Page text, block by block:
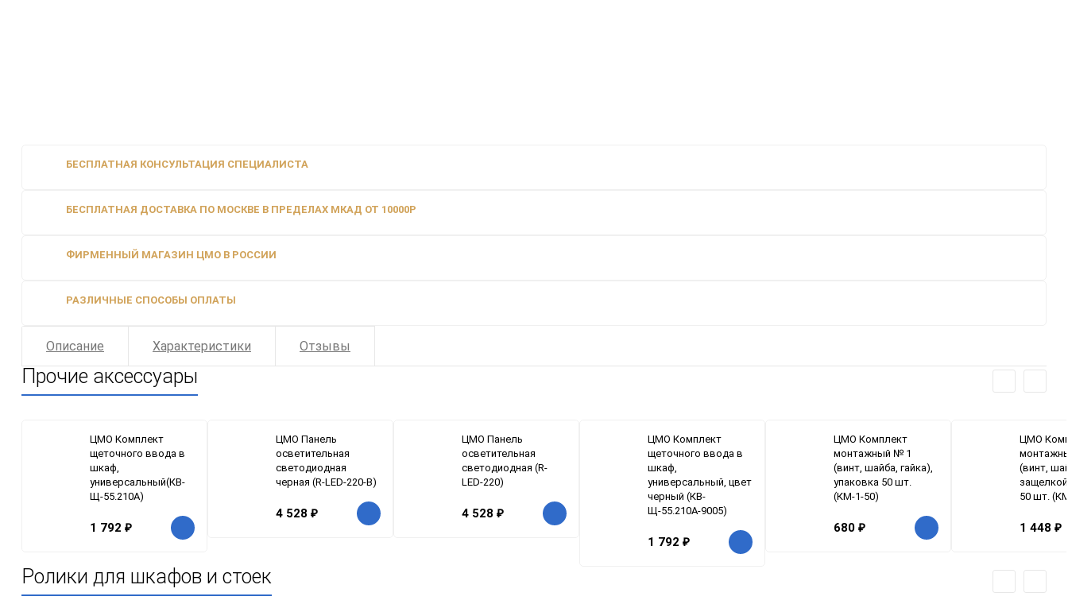
БЕСПЛАТНАЯ КОНСУЛЬТАЦИЯ СПЕЦИАЛИСТА
БЕСПЛАТНАЯ ДОСТАВКА ПО МОСКВЕ В ПРЕДЕЛАХ МКАД ОТ 10000Р
ФИРМЕННЫЙ МАГАЗИН ЦМО В РОССИИ
РАЗЛИЧНЫЕ СПОСОБЫ ОПЛАТЫ
Описание Характеристики Отзывы
Прочие аксессуары
ЦМО Комплект
щеточного ввода в
шкаф,
универсальный(КВ-
Щ-55.210А)
1 792 ₽
ЦМО Панель
осветительная
светодиодная
черная (R-LED-220-B)
4 528 ₽
ЦМО Панель
осветительная
светодиодная (R-
LED-220)
4 528 ₽
ЦМО Комплект
щеточного ввода в
шкаф,
универсальный, цвет
черный (КВ-
Щ-55.210А-9005)
1 792 ₽
ЦМО Комплект
монтажный № 1
(винт, шайба, гайка),
упаковка 50 шт.
(КМ-1-50)
680 ₽
ЦМО
(винт,
50 шт.
1 448 ₽
Ролики для шкафов и стоек